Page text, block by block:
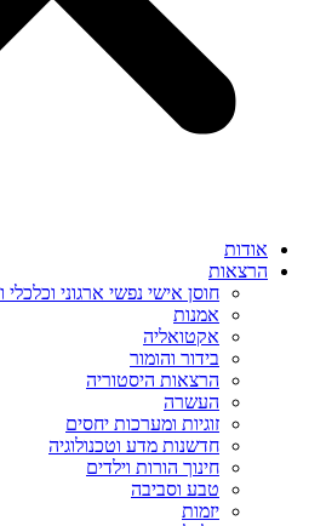
אודות
הרצאות
חוסן אישי נפשי ארגוני
אמנות
אקטואליה
בידור והומור
הרצאות היסטוריה
העשרה
זוגיות ומערכות יחסים
חדשנות מדע וטכנולוגיה
חינוך הורות וילדים
טבע וסביבה
יזמות